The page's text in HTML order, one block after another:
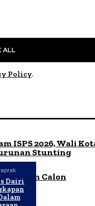
ALL
Policy.
ISPS 2026, Wali
Stunting
Calon
Dairi